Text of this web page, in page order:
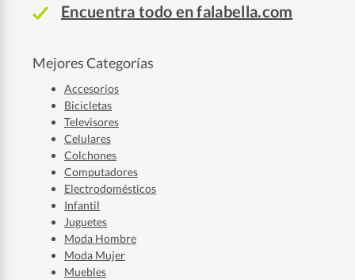
Encuentra todo en falabella.com
Mejores Categorías
Accesorios
Bicicletas
Televisores
Celulares
Colchones
Computadores
Electrodomésticos
Infantil
Juguetes
Moda Hombre
Moda Mujer
Muebles